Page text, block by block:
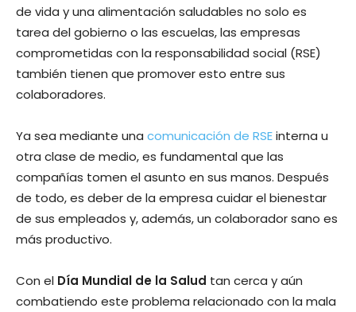
de vida y una alimentación saludables no solo es
tarea del gobierno o las escuelas, las empresas
comprometidas con la responsabilidad social (RSE)
también tienen que promover esto entre sus
colaboradores.
Ya sea mediante una comunicación de RSEinterna u
otra clase de medio, es fundamental que las
compañías tomen el asunto en sus manos. Después
de todo, es deber de la empresa cuidar el bienestar
de sus empleados y, además, un colaborador sano es
más productivo.
Con el Día Mundial de la Salud tan cerca y aún
combatiendo este problema relacionado con la mala